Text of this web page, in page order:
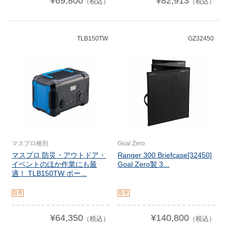
TLB150TW
マスプロ種別
マスプロ 防災・アウトドア・
イベントのほか作業にも最
適！ TLB150TW ポー...
取寄
¥64,350（税込）
GZ32450
Goal Zero
Ranger 300 Briefcase[32450]
Goal Zero製 3...
取寄
¥140,800（税込）